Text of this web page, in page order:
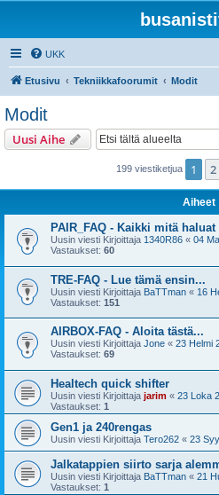
UKK
Etusivu Tekniikkafoorumit Modit
Modit
Uusi Aihe
199 viestiketjua 1 2
Aiheet
PAIR_FAQ - Kaikki mitä
Uusin viesti Kirjoittaja 1340R86 « 04
Vastaukset: 60
TRE-FAQ - Lue tämä ensin...
Uusin viesti Kirjoittaja BaTTman « 16
Vastaukset: 151
AIRBOX-FAQ - Aloita tästä...
Uusin viesti Kirjoittaja Jone « 23 Helmi
Vastaukset: 69
Healtech quick shifter
Uusin viesti Kirjoittaja jarim « 23 Loka
Vastaukset: 1
Gen1 ja 240rengas
Uusin viesti Kirjoittaja Tero262 « 23
Jalkatappien siirto sarja
Uusin viesti Kirjoittaja BaTTman « 21
Vastaukset: 1